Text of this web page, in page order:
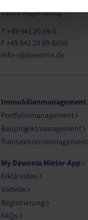
93059 Regensburg
T +49 941 20 89-0
F +49 941 20 89-6050
info-r@dawonia.de
Immobilienmanagement
Portfoliomanagement
Bauprojektmanagement
Transaktionsmanagement
My Dawonia Mieter-App
Erklärvideo
Vorteile
Registrierung
FAQs